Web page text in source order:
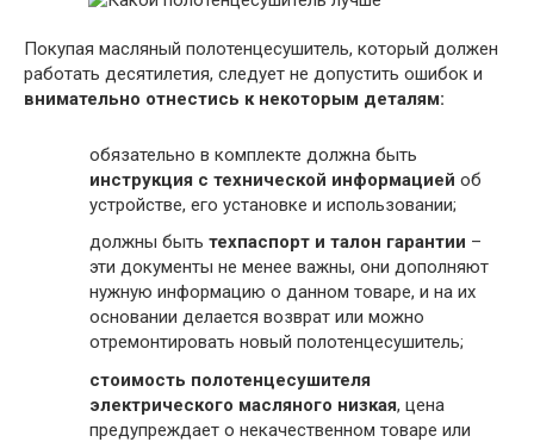
Покупая масляный полотенцесушитель, который должен
работать десятилетия, следует не допустить ошибок и
внимательно отнестись к некоторым деталям:
обязательно в комплекте должна быть
инструкция с технической информацией об
устройстве, его установке и использовании;
должны быть техпаспорт и талон гарантии –
эти документы не менее важны, они дополняют
нужную информацию о данном товаре, и на их
основании делается возврат или можно
отремонтировать новый полотенцесушитель;
стоимость полотенцесушителя
электрического масляного низкая, цена
предупреждает о некачественном товаре или